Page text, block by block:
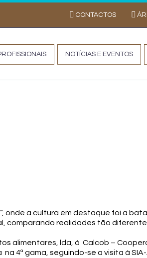
CONTACTOS
NOTÍCIAS E EVENTOS
onde a cultura em destaque foi a
comparando realidades tão
alimentares, lda, à Calcob –
4ª gama, seguindo-se a visita à